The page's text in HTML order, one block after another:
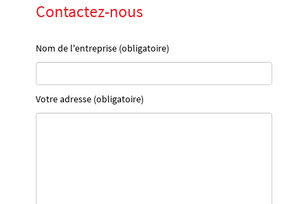
Contactez-nous
Nom de l'entreprise (obligatoire)
Votre adresse (obligatoire)